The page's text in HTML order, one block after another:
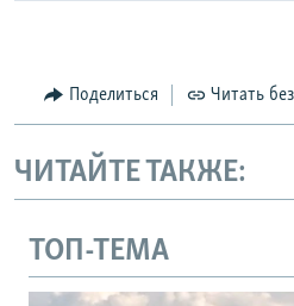
Поделиться Читать
ЧИТАЙТЕ ТАКЖЕ:
ТОП-ТЕМА